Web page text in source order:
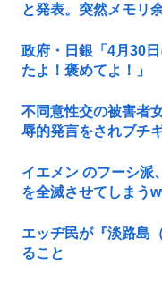
と発表。突然メモリ
政府・日銀「4月30
たよ！褒めてよ！」
不同意性交の被害者
辱的発言をされブチ
イエメン のフーシ派
を全滅させてしまう
エッヂ民が『淡路島
ること